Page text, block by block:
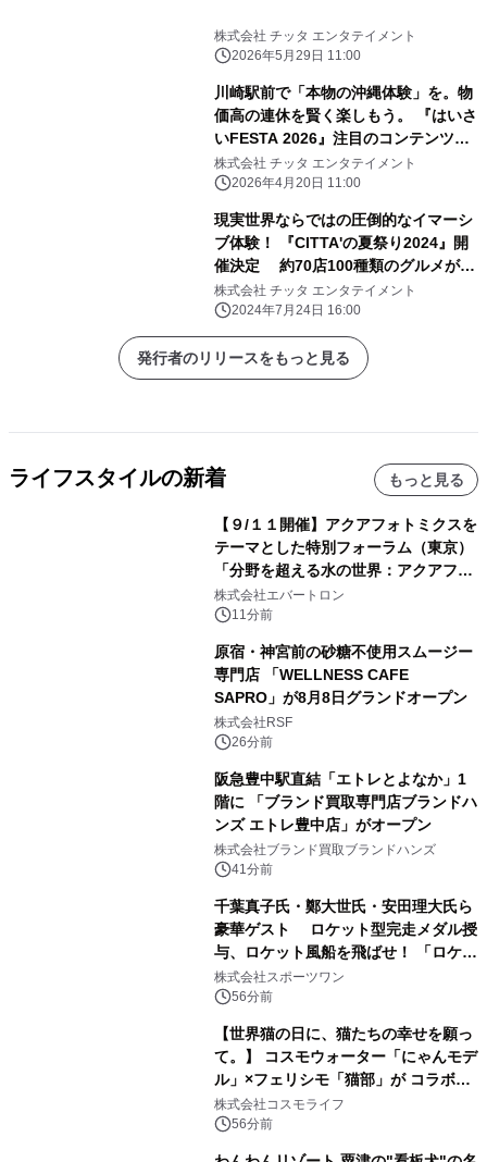
株式会社 チッタ エンタテイメント
2026年5月29日 11:00
川崎駅前で「本物の沖縄体験」を。物
価高の連休を賢く楽しもう。 『はいさ
いFESTA 2026』注目のコンテンツを
紹介
株式会社 チッタ エンタテイメント
2026年4月20日 11:00
現実世界ならではの圧倒的なイマーシ
ブ体験！ 『CITTA'の夏祭り2024』開
催決定 約70店100種類のグルメが集
結する夜市や迫力のパフォーマンスな
ど
株式会社 チッタ エンタテイメント
2024年7月24日 16:00
発行者のリリースをもっと見る
ライフスタイルの新着 もっと見る
【９/１１開催】アクアフォトミクスを
テーマとした特別フォーラム（東京）
「分野を超える水の世界：アクアフォ
トミクスが切り拓く新しい科学の地
平」を開催
株式会社エバートロン
11分前
原宿・神宮前の砂糖不使用スムージー
専門店 「WELLNESS CAFE
SAPRO」が8月8日グランドオープン
株式会社RSF
26分前
阪急豊中駅直結「エトレとよなか」1
階に 「ブランド買取専門店ブランドハ
ンズ エトレ豊中店」がオープン
株式会社ブランド買取ブランドハンズ
41分前
千葉真子氏・鄭大世氏・安田理大氏ら
豪華ゲスト ロケット型完走メダル授
与、ロケット風船を飛ばせ！ 「ロケッ
トマラソン2026」開催
株式会社スポーツワン
56分前
【世界猫の日に、猫たちの幸せを願っ
て。】 コスモウォーター「にゃんモデ
ル」×フェリシモ「猫部」が コラボキ
ャンペーンを実施
株式会社コスモライフ
56分前